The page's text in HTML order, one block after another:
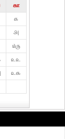
கா
௧
௮
௰௫
௨௨
௨௯